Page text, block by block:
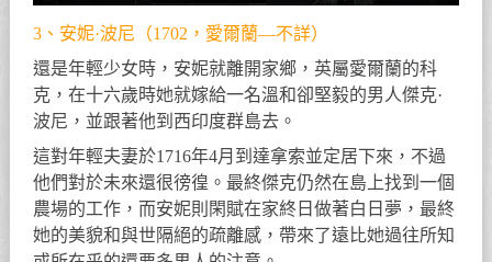
3、安妮·波尼（1702，愛爾蘭—不詳）
還是年輕少女時，安妮就離開家鄉，英屬愛爾蘭的科
克，在十六歲時她就嫁給一名溫和卻堅毅的男人傑克·
波尼，並跟著他到西印度群島去。
這對年輕夫妻於1716年4月到達拿索並定居下來，不過
他們對於未來還很徬徨。最終傑克仍然在島上找到一個
農場的工作，而安妮則閑賦在家終日做著白日夢，最終
她的美貌和與世隔絕的疏離感，帶來了遠比她過往所知